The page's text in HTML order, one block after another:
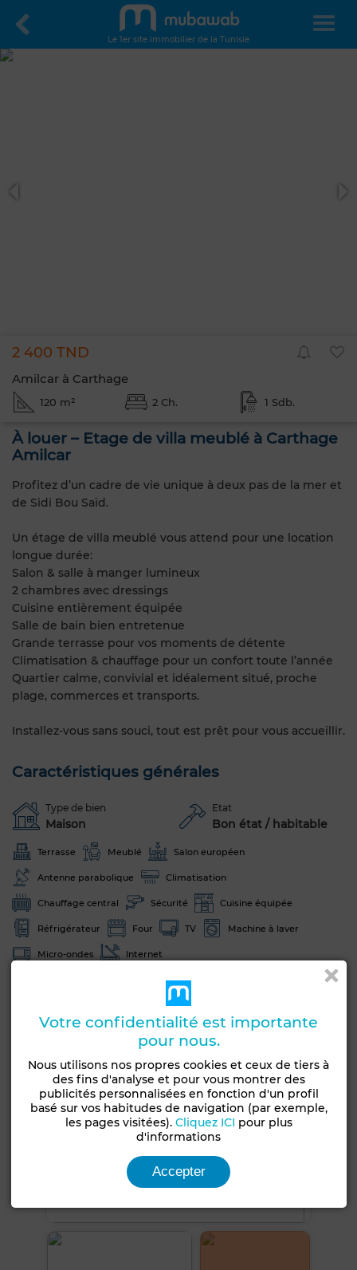
Le 1er site immobilier de la Tunisie
2 400 TND
Amilcar à Carthage
120 m² 2 Ch. 1 Sdb.
À louer – Etage de villa meublé à Carthage
Amilcar
Profitez d’un cadre de vie unique à deux pas de la mer et
de Sidi Bou Saïd.
Un étage de villa meublé vous attend pour une location
longue durée:
Salon & salle à manger lumineux
2 chambres avec dressings
Cuisine entièrement équipée
Salle de bain bien entretenue
Grande terrasse pour vos moments de détente
Climatisation & chauffage pour un confort toute l’année
Quartier calme, convivial et idéalement situé, proche
plage, commerces et transports.
Installez-vous sans souci, tout est prêt pour vous accueillir.
Caractéristiques générales
Type de bien
Maison
Etat
Bon état / habitable
Terrasse Meublé Salon européen
Antenne parabolique Climatisation
Chauffage central Sécurité Cuisine équipée
Réfrigérateur Four TV Machine à laver
Micro-ondes Internet
Votre confidentialité est importante
pour nous.
Nous utilisons nos propres cookies et ceux de tiers à
des fins d'analyse et pour vous montrer des
publicités personnalisées en fonction d'un profil
basé sur vos habitudes de navigation (par exemple,
les pages visitées). Cliquez ICI pour plus
d'informations
Accepter